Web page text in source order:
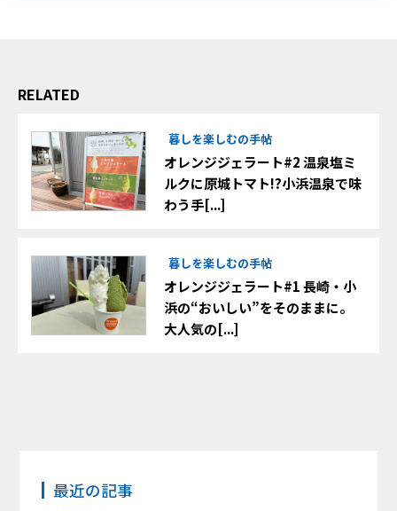
RELATED
暮しを楽しむの手帖
オレンジジェラート#2 温泉塩ミ
ルクに原城トマト!?小浜温泉で味
わう手[...]
暮しを楽しむの手帖
オレンジジェラート#1 長崎・小
浜の“おいしい”をそのままに。
大人気の[...]
最近の記事